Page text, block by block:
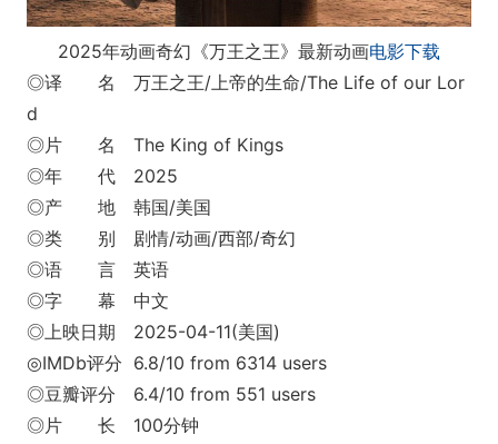
2025年动画奇幻《万王之王》最新动画电影下载
◎译 名 万王之王/上帝的生命/The Life of our Lor
d
◎片 名 The King of Kings
◎年 代 2025
◎产 地 韩国/美国
◎类 别 剧情/动画/西部/奇幻
◎语 言 英语
◎字 幕 中文
◎上映日期 2025-04-11(美国)
◎IMDb评分 6.8/10 from 6314 users
◎豆瓣评分 6.4/10 from 551 users
◎片 长 100分钟